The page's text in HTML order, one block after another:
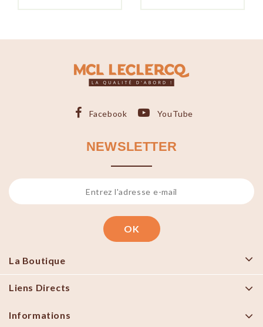
Facebook YouTube
NEWSLETTER
La Boutique
Liens Directs
Informations